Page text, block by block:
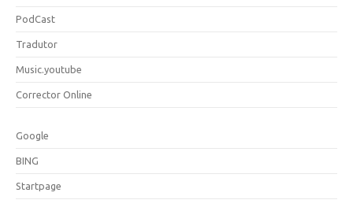
PodCast
Tradutor
Music.youtube
Corrector Online
Google
BING
Startpage